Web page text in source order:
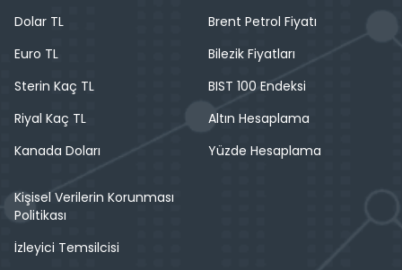
Dolar TL
Euro TL
Sterin Kaç TL
Riyal Kaç TL
Kanada Doları
Brent Petrol Fiyatı
Bilezik Fiyatları
BIST 100 Endeksi
Altın Hesaplama
Yüzde Hesaplama
Kişisel Verilerin Korunması
Politikası
İzleyici Temsilcisi